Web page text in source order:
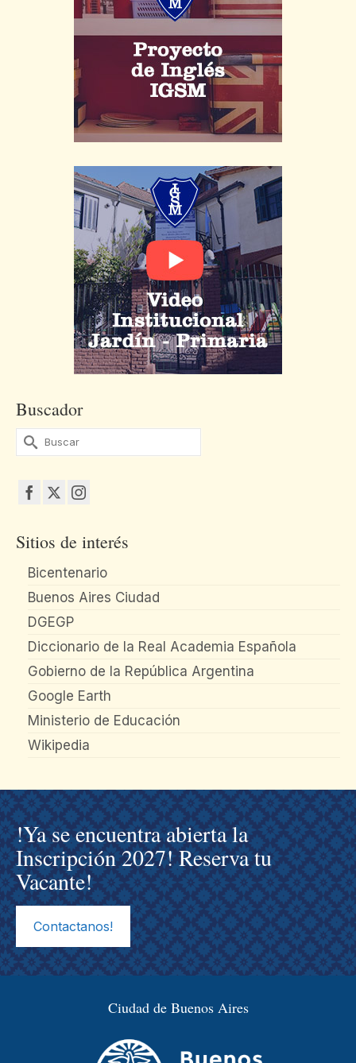
Buscador
Buscar
por:
Sitios de interés
Bicentenario
Buenos Aires Ciudad
DGEGP
Diccionario de la Real Academia Española
Gobierno de la República Argentina
Google Earth
Ministerio de Educación
Wikipedia
!Ya se encuentra abierta la
Inscripción 2027! Reserva tu
Vacante!
Contactanos!
Ciudad de Buenos Aires